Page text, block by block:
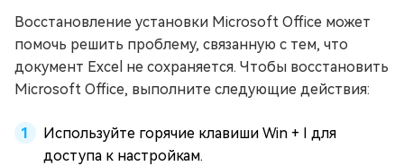
Восстановление установки Microsoft Office может
помочь решить проблему, связанную с тем, что
документ Excel не сохраняется. Чтобы восстановить
Microsoft Office, выполните следующие действия:
Используйте горячие клавиши Win + I для
доступа к настройкам.